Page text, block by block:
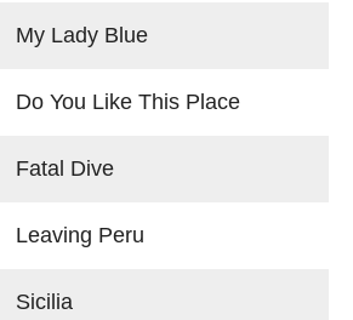
Blue
Like This Place
Dive
Peru